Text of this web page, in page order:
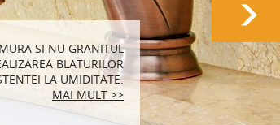
SI NU GRANITUL
BLATURILOR
LA UMIDITATE.
MAI MULT >>
PENTRU LOCUINTA TA
FOARTE ELEGANTE SI
MAI MULT >>